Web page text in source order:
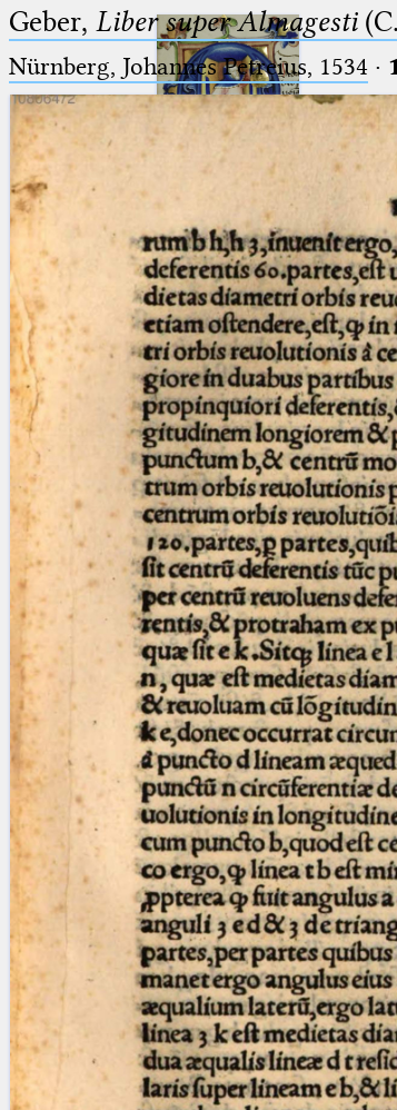
Ptolemaeus
Arabus et Latinus
(the underscore) is the placeholder
for exactly one character.
%
(the percent sign) is the
placeholder for no, one or more
than one character.
%%
(two percent signs) is the
placeholder for no, one or more
than one character, but not for
blank space (so that a search ends
at word boundaries).
🔎︎
Start
Project
Team
News
Jobs
Publications
Conference
Arabic Works
Arabic Manuscripts
Latin Works
Latin Manuscripts
Latin Early Prints
Images
Texts
betaGlossary
Resources
Licenses·FAQ·Contact·
Impressum·Privacy· 2013
Print 🖨
Geber, Liber super Almagesti
Nürnberg, Johannes Petreius, 1534 ·